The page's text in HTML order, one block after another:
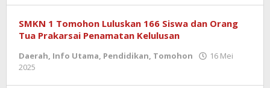
SMKN 1 Tomohon Luluskan 166 Siswa dan Orang
Tua Prakarsai Penamatan Kelulusan
Daerah, Info Utama, Pendidikan, Tomohon
16 Mei
2025